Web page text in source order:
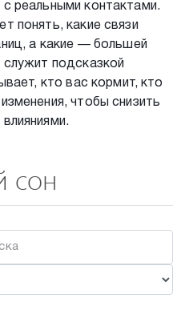
реальными контактами.
понять, какие связи
а какие — большей
подсказкой
кто вас кормит, кто
чтобы снизить
сон